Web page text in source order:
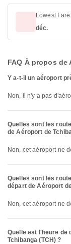
Lowest
déc.
FAQ À propos de
Y a-t-il un aéroport
Non, il n'y a pas
Quelles sont les
de Aéroport de
Non, cet aéroport ne
Quelles sont les
départ de Aéroport
Non, cet aéroport ne
Quelle est l'heure de
Tchibanga (TCH) ?